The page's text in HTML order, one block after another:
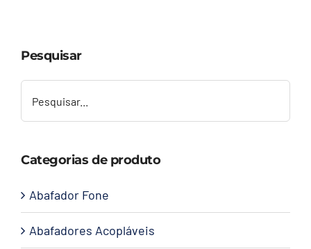
Contato
Pesquisar
Categorias de produto
Abafador Fone
Abafadores Acopláveis